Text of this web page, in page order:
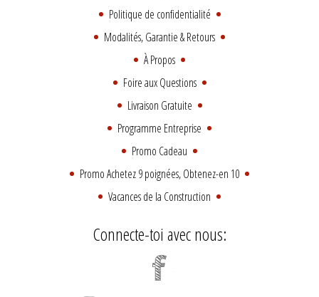
Politique de confidentialité
Modalités, Garantie & Retours
À Propos
Foire aux Questions
Livraison Gratuite
Programme Entreprise
Promo Cadeau
Promo Achetez 9 poignées, Obtenez-en 10
Vacances de la Construction
Connecte-toi avec nous: